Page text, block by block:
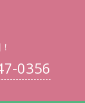
0356